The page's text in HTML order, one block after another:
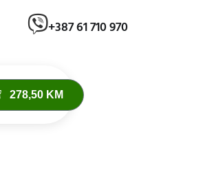
+387 61 710 970
278,50 KM